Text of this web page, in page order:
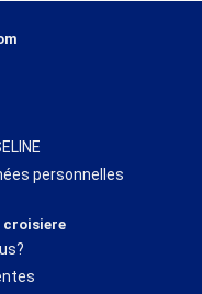
personnelles